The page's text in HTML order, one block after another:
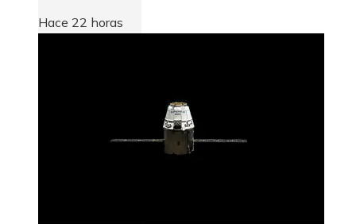
Hace 22 horas